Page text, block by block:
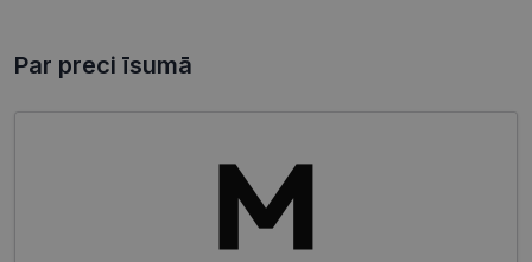
Par preci īsumā